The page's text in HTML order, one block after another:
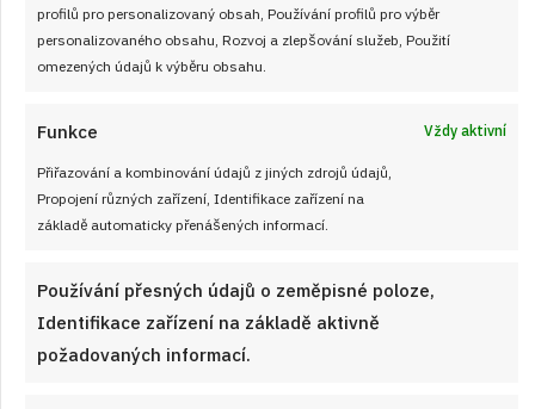
profilů pro personalizovaný obsah, Používání profilů pro výběr
personalizovaného obsahu, Rozvoj a zlepšování služeb, Použití
omezených údajů k výběru obsahu.
Funkce Vždy aktivní
Přiřazování a kombinování údajů z jiných zdrojů údajů,
Propojení různých zařízení, Identifikace zařízení na
základě automaticky přenášených informací.
Používání přesných údajů o zeměpisné poloze,
Identifikace zařízení na základě aktivně
požadovaných informací.
Zeleninový salát s vařenými vejci a
jogurtovou zálivkou: Jednoduchá letní
večeře plná chuti a bez práce
Když je venku horko a mně se nechce stát dlouho u sporáku,
přichází u nás na řadu tenhle letní zeleninový salát s
vařenými vejci v marinádě. Je rychlý, sytý a přitom svěží, takže
se hodí k večeři, na chalupu i jako lehký oběd do krabičky.
z plnotučné hořčice, majonézy a jogurtu nebo zakysané
smetany.